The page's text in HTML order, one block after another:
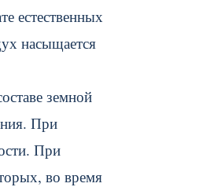
естественных
насыщается
земной
При
При
во время